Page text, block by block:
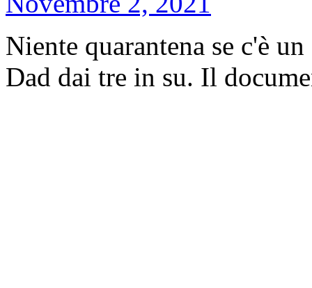
Niente quarantena se c'è
Dad dai tre in su. Il